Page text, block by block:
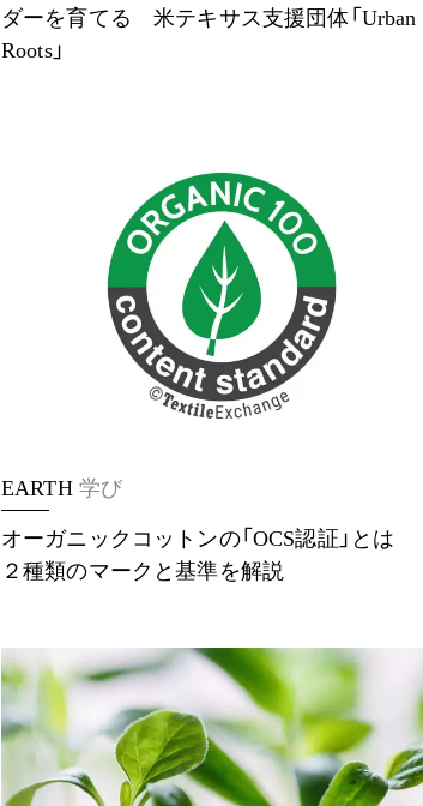
ダーを育てる 米テキサス支援団体「Urban
Roots」
EARTH 学び
オーガニックコットンの「OCS認証」とは
２種類のマークと基準を解説